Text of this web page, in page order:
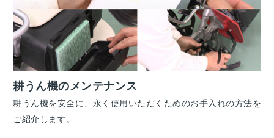
耕うん機のメンテナンス
耕うん機を安全に、永く使用いただくためのお手入れの方法を
ご紹介します。